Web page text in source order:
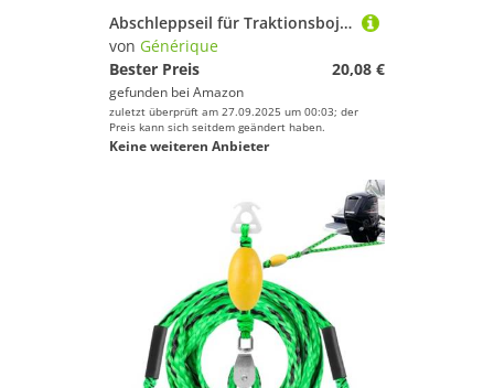
EPIRBs
Erste-Hilfe-Sets
Rettungsinseln
Rettungsringe
Rettungswesten
Stroboskope & Sicherheitslichter
Steuerungsausrüstung
Wasserdichte Taschen
Abschleppseil für Traktionsboje | Robustes schwimmendes Bojen-Abschleppseil | Outdoor-Sportbedarf für , Schwimmen, Schnee, Wakeboarden, Kajakfahren, Tauchen mit Rohr
von Générique
Bester Preis
20,08 €
gefunden bei Amazon
zuletzt überprüft am 27.09.2025 um 00:03; der
Preis kann sich seitdem geändert haben.
Keine weiteren Anbieter